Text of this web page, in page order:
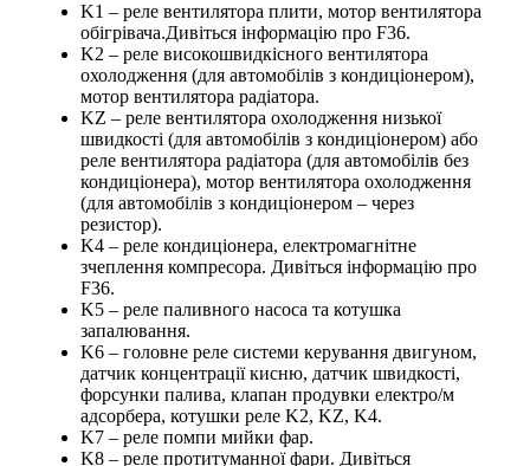
K1 – реле вентилятора плити, мотор вентилятора
обігрівача.Дивіться інформацію про F36.
K2 – реле високошвидкісного вентилятора
охолодження (для автомобілів з кондиціонером),
мотор вентилятора радіатора.
KZ – реле вентилятора охолодження низької
швидкості (для автомобілів з кондиціонером) або
реле вентилятора радіатора (для автомобілів без
кондиціонера), мотор вентилятора охолодження
(для автомобілів з кондиціонером – через
резистор).
K4 – реле кондиціонера, електромагнітне
зчеплення компресора. Дивіться інформацію про
F36.
K5 – реле паливного насоса та котушка
запалювання.
K6 – головне реле системи керування двигуном,
датчик концентрації кисню, датчик швидкості,
форсунки палива, клапан продувки електро/м
адсорбера, котушки реле K2, KZ, K4.
K7 – реле помпи мийки фар.
K8 – реле протитуманної фари. Дивіться